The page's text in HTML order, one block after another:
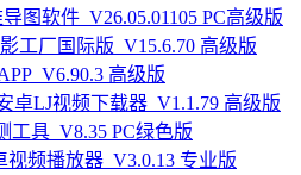
图软件_V26.05.01105 PC高级版
工厂国际版_V15.6.70 高级版
高级版
卓LJ视频下载器_V1.1.79 高级版
工具_V8.35 PC绿色版
视频播放器_V3.0.13 专业版